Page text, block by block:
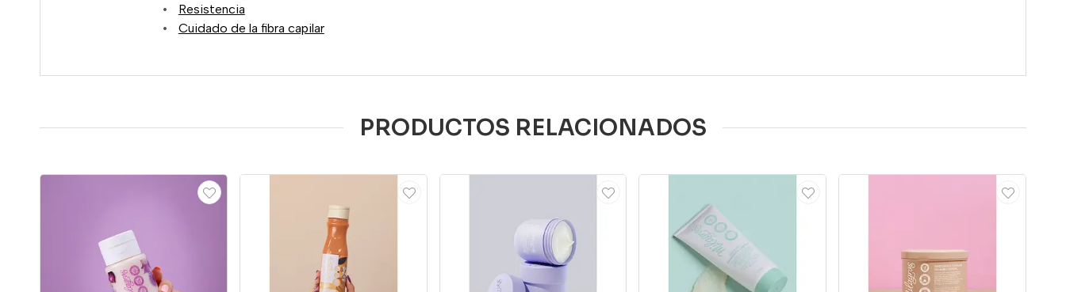
Resistencia
Cuidado de la fibra capilar
PRODUCTOS RELACIONADOS